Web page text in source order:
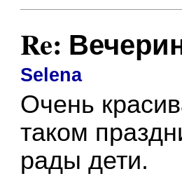
Re:
Selena
Очень
таком
рады дети.